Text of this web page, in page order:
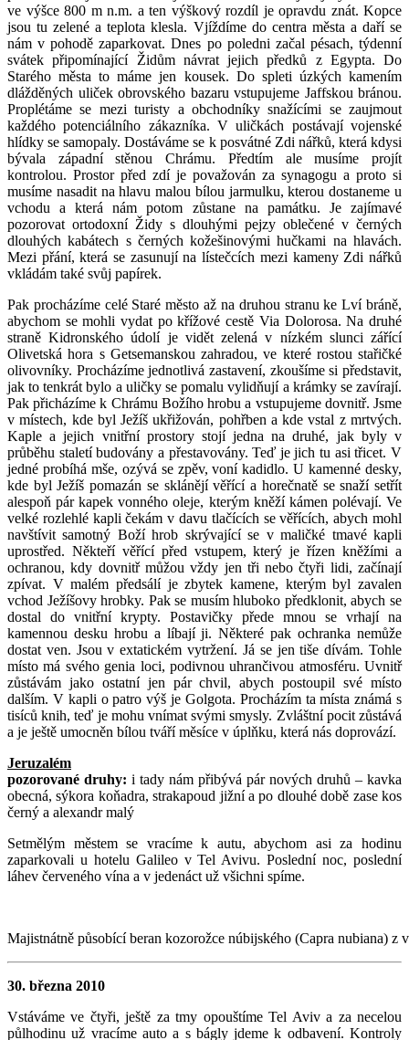
ve výšce 800 m n.m. a ten výškový rozdíl je opravdu znát. Kopce
jsou tu zelené a teplota klesla. Vjíždíme do centra města a daří se
nám v pohodě zaparkovat. Dnes po poledni začal pésach, týdenní
svátek připomínající Židům návrat jejich předků z Egypta. Do
Starého města to máme jen kousek. Do spleti úzkých kamením
dlážděných uliček obrovského bazaru vstupujeme Jaffskou bránou.
Proplétáme se mezi turisty a obchodníky snažícími se zaujmout
každého potenciálního zákazníka. V uličkách postávají vojenské
hlídky se samopaly. Dostáváme se k posvátné Zdi nářků, která kdysi
bývala západní stěnou Chrámu. Předtím ale musíme projít
kontrolou. Prostor před zdí je považován za synagogu a proto si
musíme nasadit na hlavu malou bílou jarmulku, kterou dostaneme u
vchodu a která nám potom zůstane na památku. Je zajímavé
pozorovat ortodoxní Židy s dlouhými pejzy oblečené v černých
dlouhých kabátech s černých kožešinovými hučkami na hlavách.
Mezi přání, která se zasunují na lístečcích mezi kameny Zdi nářků
vkládám také svůj papírek.
Pak procházíme celé Staré město až na druhou stranu ke Lví bráně,
abychom se mohli vydat po křížové cestě Via Dolorosa. Na druhé
straně Kidronského údolí je vidět zelená v nízkém slunci zářící
Olivetská hora s Getsemanskou zahradou, ve které rostou stařičké
olivovníky. Procházíme jednotlivá zastavení, zkoušíme si představit,
jak to tenkrát bylo a uličky se pomalu vylidňují a krámky se zavírají.
Pak přicházíme k Chrámu Božího hrobu a vstupujeme dovnitř. Jsme
v místech, kde byl Ježíš ukřižován, pohřben a kde vstal z mrtvých.
Kaple a jejich vnitřní prostory stojí jedna na druhé, jak byly v
průběhu staletí budovány a přestavovány. Teď je jich tu asi třicet. V
jedné probíhá mše, ozývá se zpěv, voní kadidlo. U kamenné desky,
kde byl Ježíš pomazán se sklánějí věřící a horečnatě se snaží setřít
alespoň pár kapek vonného oleje, kterým kněží kámen polévají. Ve
velké rozlehlé kapli čekám v davu tlačících se věřících, abych mohl
navštívit samotný Boží hrob skrývající se v maličké tmavé kapli
uprostřed. Někteří věřící před vstupem, který je řízen kněžími a
ochranou, kdy dovnitř můžou vždy jen tři nebo čtyři lidi, začínají
zpívat. V malém předsálí je zbytek kamene, kterým byl zavalen
vchod Ježíšovy hrobky. Pak se musím hluboko předklonit, abych se
dostal do vnitřní krypty. Postavičky přede mnou se vrhají na
kamennou desku hrobu a líbají ji. Některé pak ochranka nemůže
dostat ven. Jsou v extatickém vytržení. Já se jen tiše dívám. Tohle
místo má svého genia loci, podivnou uhrančivou atmosféru. Uvnitř
zůstávám jako ostatní jen pár chvil, abych postoupil své místo
dalším. V kapli o patro výš je Golgota. Procházím ta místa známá s
tisíců knih, teď je mohu vnímat svými smysly. Zvláštní pocit zůstává
a je ještě umocněn bílou tváří měsíce v úplňku, která nás doprovází.
Jeruzalém
pozorované druhy: i tady nám přibývá pár nových druhů – kavka
obecná, sýkora koňadra, strakapoud jižní a po dlouhé době zase kos
černý a alexandr malý
Setmělým městem se vracíme k autu, abychom asi za hodinu
zaparkovali u hotelu Galileo v Tel Avivu. Poslední noc, poslední
láhev červeného vína a v jedenáct už všichni spíme.
Majistnátně působící beran kozorožce núbijského (Capra nubiana) z
30. března 2010
Vstáváme ve čtyři, ještě za tmy opouštíme Tel Aviv a za necelou
půlhodinu už vracíme auto a s bágly jdeme k odbavení. Kontroly